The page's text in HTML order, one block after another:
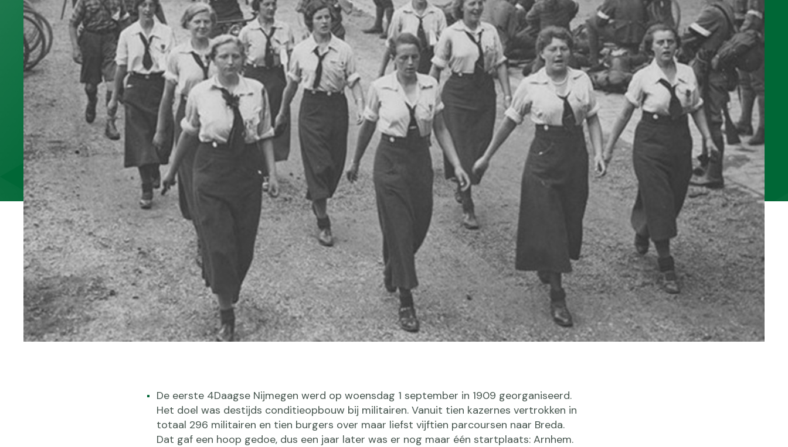
De eerste 4Daagse Nijmegen werd op woensdag 1 september in 1909 georganiseerd.
Het doel was destijds conditieopbouw bij militairen. Vanuit tien kazernes vertrokken in
totaal 296 militairen en tien burgers over maar liefst vijftien parcoursen naar Breda.
Dat gaf een hoop gedoe, dus een jaar later was er nog maar één startplaats: Arnhem.